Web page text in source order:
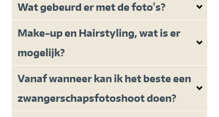
Wat gebeurd er met de foto's?
Make-up en Hairstyling, wat is er
mogelijk?
Vanaf wanneer kan ik het beste een
zwangerschapsfotoshoot doen?